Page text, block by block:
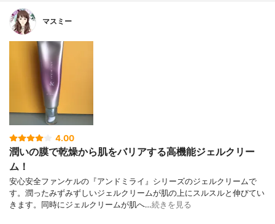
マスミー
4.00
潤いの膜で乾燥から肌をバリアする高機能ジェルクリー
ム！
安心安全ファンケルの『アンドミライ』シリーズのジェルクリームで
す。潤ったみずみずしいジェルクリームが肌の上にスルスルと伸びてい
きます。同時にジェルクリームが肌へ…続きを見る